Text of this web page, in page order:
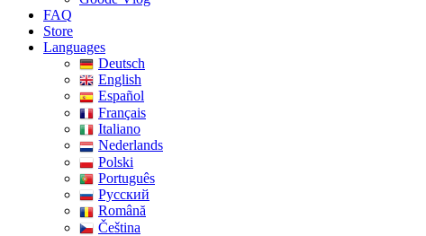
FAQ
Store
Languages
Deutsch
English
Español
Français
Italiano
Nederlands
Polski
Português
Pусский
Română
Čeština